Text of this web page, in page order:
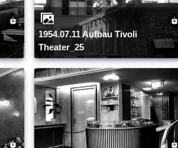
1954.07.11 Aufbau Tivoli
Theater_25